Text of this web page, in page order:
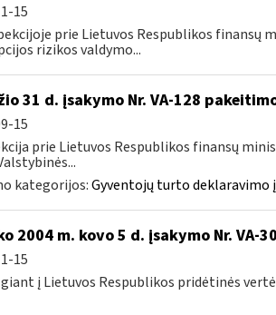
15
prie Lietuvos Respublikos finansų
rizikos valdymo...
31 d. įsakymo Nr. VA-128
15
prie Lietuvos Respublikos finansų
kategorijos:Gyventojų turto deklaravimo
2004 m. kovo 5 d. įsakymo Nr. VA-
15
į Lietuvos Respublikos pridėtinės